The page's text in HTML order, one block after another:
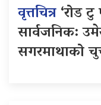
वृत्तचित्र‘रोड
सार्वजनिक:
सगरमाथाको